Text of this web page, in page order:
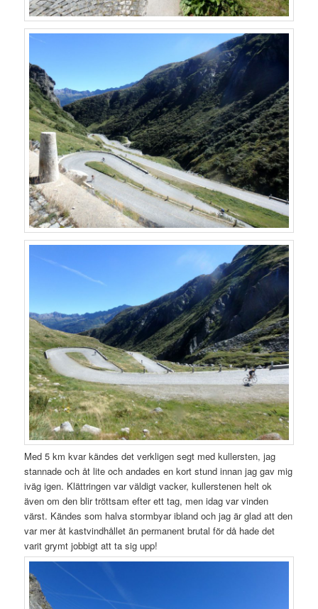
Med 5 km kvar kändes det verkligen segt med kullersten, jag
stannade och åt lite och andades en kort stund innan jag gav mig
iväg igen. Klättringen var väldigt vacker, kullerstenen helt ok
även om den blir tröttsam efter ett tag, men idag var vinden
värst. Kändes som halva stormbyar ibland och jag är glad att den
var mer åt kastvindhållet än permanent brutal för då hade det
varit grymt jobbigt att ta sig upp!